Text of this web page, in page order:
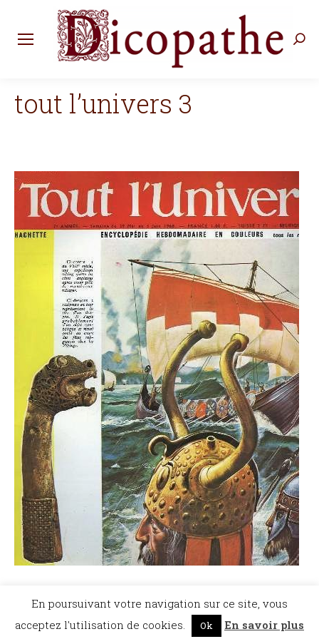
tout l’univers 3
©Dicopathe - Tous droits réservés - Mentions légales - Réalisation :
Vu
Restez à l'affût des actualités de Dicopathe -
Abonnez-vous !
En poursuivant votre navigation sur ce site, vous
acceptez l'utilisation de cookies.
Ok En savoir plus